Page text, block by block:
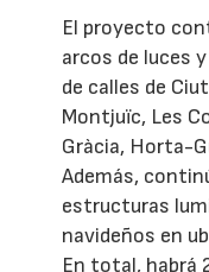
El proyecto
arcos de luces
de calles de
Montjuïc, Les
Gràcia, Horta-
Además,
estructuras
navideños en
En total, habrá